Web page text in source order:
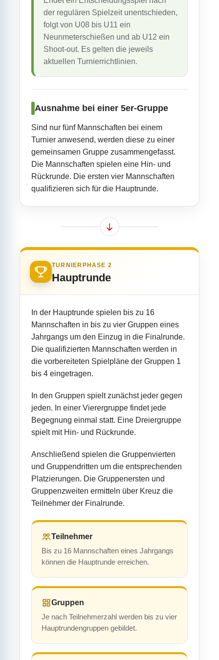
der regulären Spielzeit unentschieden,
folgt von U08 bis U11 ein
Neunmeterschießen und ab U12 ein
Shoot-out. Es gelten die jeweils
aktuellen Turnierrichtlinien.
Ausnahme bei einer 5er-Gruppe
Sind nur fünf Mannschaften bei einem
Turnier anwesend, werden diese zu einer
gemeinsamen Gruppe zusammengefasst.
Die Mannschaften spielen eine Hin- und
Rückrunde. Die ersten vier Mannschaften
qualifizieren sich für die Hauptrunde.
TURNIERPHASE 2
Hauptrunde
In der Hauptrunde spielen bis zu 16
Mannschaften in bis zu vier Gruppen eines
Jahrgangs um den Einzug in die Finalrunde.
Die qualifizierten Mannschaften werden in
die vorbereiteten Spielpläne der Gruppen 1
bis 4 eingetragen.
In den Gruppen spielt zunächst jeder gegen
jeden. In einer Vierergruppe findet jede
Begegnung einmal statt. Eine Dreiergruppe
spielt mit Hin- und Rückrunde.
Anschließend spielen die Gruppenvierten
und Gruppendritten um die entsprechenden
Platzierungen. Die Gruppenersten und
Gruppenzweiten ermitteln über Kreuz die
Teilnehmer der Finalrunde.
Teilnehmer
Bis zu 16 Mannschaften eines Jahrgangs
können die Hauptrunde erreichen.
Gruppen
Je nach Teilnehmerzahl werden bis zu vier
Hauptrundengruppen gebildet.